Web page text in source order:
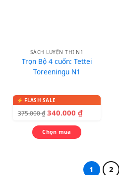
SÁCH LUYỆN THI N1
Trọn Bộ 4 cuốn: Tettei
Toreeningu N1
375.000₫ 340.000 ₫
Chọn mua
1 2